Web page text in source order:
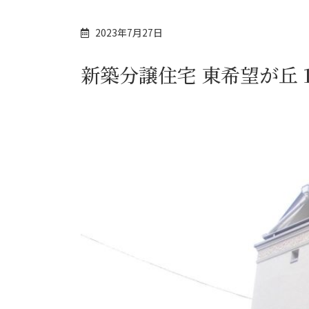
2023年7月27日
新築分譲住宅 東希望が丘